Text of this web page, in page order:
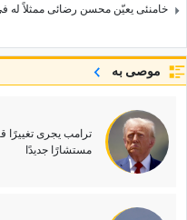
خامنئی یعیّن محسن رضائی ممثلاً له
موصى به
ترامب یجری تغییرًا
مستشارًا جدیدًا